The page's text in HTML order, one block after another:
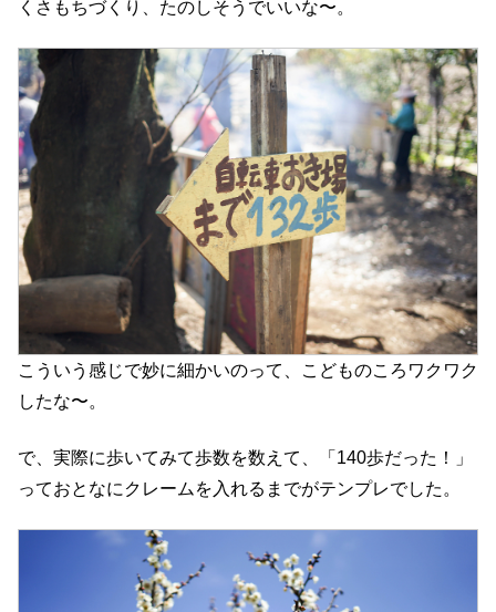
くさもちづくり、たのしそうでいいな〜。
こういう感じで妙に細かいのって、こどものころワクワク
したな〜。
で、実際に歩いてみて歩数を数えて、「140歩だった！」
っておとなにクレームを入れるまでがテンプレでした。